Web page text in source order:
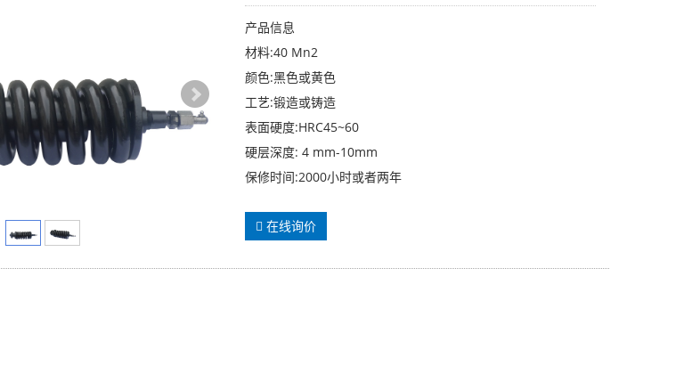
产品信息
材料:40 Mn2
颜色:黑色或黄色
工艺:锻造或铸造
表面硬度:HRC45~60
硬层深度: 4 mm-10mm
保修时间:2000小时或者两年
在线询价